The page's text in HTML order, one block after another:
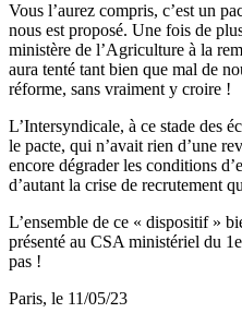
Vous l’aurez compris, c’est un
nous est proposé. Une fois de
ministère de l’Agriculture à la
aura tenté tant bien que mal de
réforme, sans vraiment y croire !
L’Intersyndicale, à ce stade des
le pacte, qui n’avait rien d’une
encore dégrader les conditions
d’autant la crise de recrutement
L’ensemble de ce « dispositif »
présenté au CSA ministériel du
pas !
Paris, le 11/05/23